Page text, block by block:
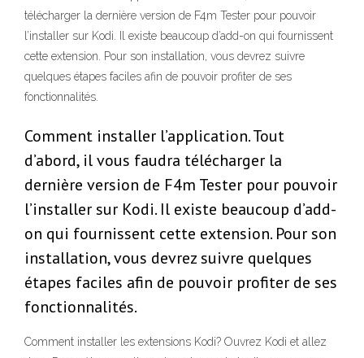
télécharger la dernière version de F4m Tester pour pouvoir
l’installer sur Kodi. Il existe beaucoup d’add-on qui fournissent
cette extension. Pour son installation, vous devrez suivre
quelques étapes faciles afin de pouvoir profiter de ses
fonctionnalités.
Comment installer l’application. Tout
d’abord, il vous faudra télécharger la
dernière version de F4m Tester pour pouvoir
l’installer sur Kodi. Il existe beaucoup d’add-
on qui fournissent cette extension. Pour son
installation, vous devrez suivre quelques
étapes faciles afin de pouvoir profiter de ses
fonctionnalités.
Comment installer les extensions Kodi? Ouvrez Kodi et allez